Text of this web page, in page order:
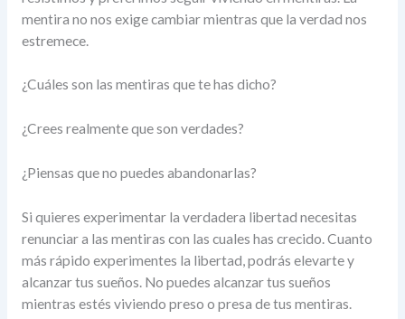
mentira no nos exige cambiar mientras que la verdad nos
estremece.
¿Cuáles son las mentiras que te has dicho?
¿Crees realmente que son verdades?
¿Piensas que no puedes abandonarlas?
Si quieres experimentar la verdadera libertad necesitas
renunciar a las mentiras con las cuales has crecido. Cuanto
más rápido experimentes la libertad, podrás elevarte y
alcanzar tus sueños. No puedes alcanzar tus sueños
mientras estés viviendo preso o presa de tus mentiras.